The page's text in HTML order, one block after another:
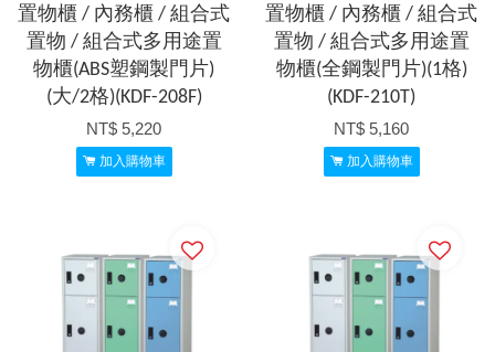
置物櫃 / 內務櫃 / 組合式
置物 / 組合式多用途置
物櫃(ABS塑鋼製門片)
(大/2格)(KDF-208F)
NT$ 5,220
加入購物車
置物櫃 / 內務櫃 / 組合式
置物 / 組合式多用途置
物櫃(全鋼製門片)(1格)
(KDF-210T)
NT$ 5,160
加入購物車